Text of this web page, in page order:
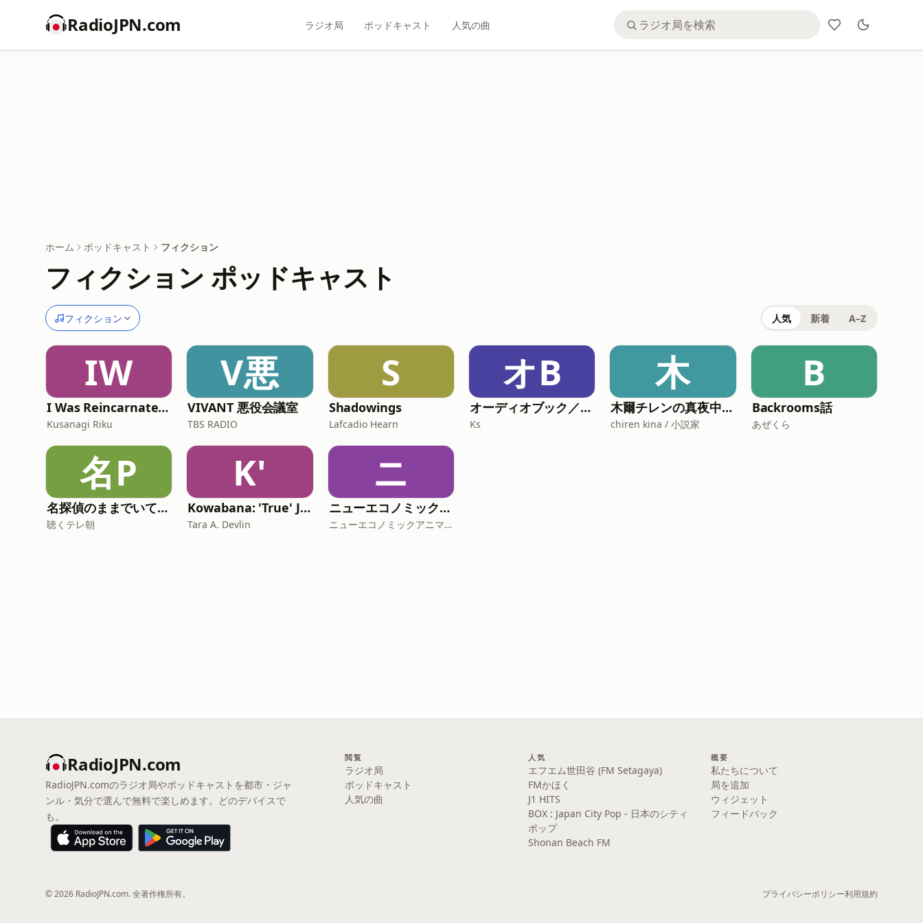
RadioJPN.com ラジオ局 ポッドキャスト 人気の曲
ホーム ポッドキャスト フィクション
フィクション ポッドキャスト
フィクション 人気 新着 A–Z
IW
I Was Reincarnated Into Another World And Accidentally Became the God of Chickens
Kusanagi Riku
V悪
VIVANT 悪役会議室
TBS RADIO
S
Shadowings
Lafcadio Hearn
オB
オーディオブック／ボイスドラマ「さくら～桜色の物語／Cherry blossom Story」
Ks
木
木爾チレンの真夜中ラブレター
chiren kina / 小説家
B
Backrooms話
あぜくら
名P
名探偵のままでいて PODCAST
聴くテレ朝
K'
Kowabana: 'True' Japanese scary stories from around the internet
Tara A. Devlin
ニ
ニューエコノミックアニマルズ｜1話5分のビジネスコメディ
ニューエコノミックアニマルズ
RadioJPN.com
RadioJPN.comのラジオ局やポッドキャストを都市・ジャ
ンル・気分で選んで無料で楽しめます。どのデバイスで
も。
閲覧
ラジオ局
ポッドキャスト
人気の曲
人気
エフエム世田谷 (FM Setagaya)
FMかほく
J1 HITS
BOX : Japan City Pop - 日本のシティ
ポップ
Shonan Beach FM
概要
私たちについて
局を追加
ウィジェット
フィードバック
© 2026 RadioJPN.com. 全著作権所有。 プライバシーポリシー利用規約